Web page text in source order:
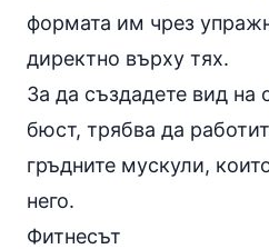
формата им чрез
директно върху тях.
За да създадете вид на
бюст, трябва да
гръдните мускули,
него.
Фитнесът